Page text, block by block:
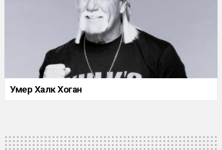
Умер Халк Хоган